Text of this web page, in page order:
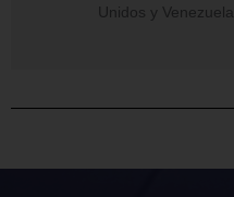
Unidos y Venezuela.